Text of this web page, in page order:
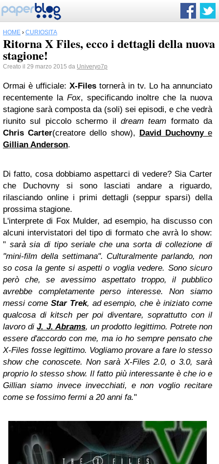
HOME › CURIOSITÀ
Ritorna X Files, ecco i dettagli della nuova
stagione!
Creato il 29 marzo 2015 da Univeryo7p
Ormai è ufficiale: X-Files tornerà in tv. Lo ha annunciato
recentemente laFox, specificando inoltre che la nuova
stagione sarà composta da (soli) sei episodi, e che vedrà
riunito sul piccolo schermo il dream team formato da
Chris Carter(creatore dello show), David Duchovnye
Gillian Anderson.
Di fatto, cosa dobbiamo aspettarci di vedere? Sia Carter
che Duchovny si sono lasciati andare a riguardo,
rilasciando online i primi dettagli (seppur sparsi) della
prossima stagione.
L'interprete di Fox Mulder, ad esempio, ha discusso con
alcuni intervistatori del tipo di formato che avrà lo show:
" sarà sia di tipo seriale che una sorta di collezione di
"mini-film della settimana". Culturalmente parlando, non
so cosa la gente si aspetti o voglia vedere. Sono sicuro
però che, se avessimo aspettato troppo, il pubblico
avrebbe completamente perso interesse. Non siamo
messi come Star Trek, ad esempio, che è iniziato come
qualcosa di kitsch per poi diventare, soprattutto con il
lavoro diJ. J. Abrams, un prodotto legittimo. Potrete non
essere d'accordo con me, ma io ho sempre pensato che
X-Files fosse legittimo. Vogliamo provare a fare lo stesso
show che conoscete. Non sarà X-Files 2.0, o 3.0, sarà
proprio lo stesso show. Il fatto più interessante è che io e
Gillian siamo invece invecchiati, e non voglio recitare
come se fossimo fermi a 20 anni fa."